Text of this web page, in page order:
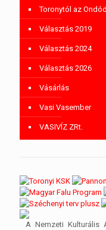
Toronytól az
Választás 2019
Választás 2024
Választás 2026
Vásárlás
Vasi Vasember
VASIVÍZ ZRt.
A Nemzeti Kulturális